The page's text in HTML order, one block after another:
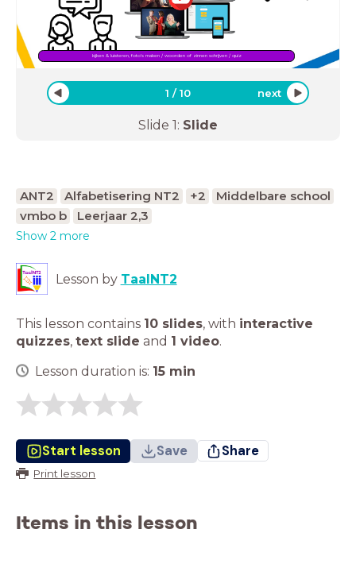
kijken & luisteren, foto's maken / woorden of zinnen schrijven / quiz
1 /10 next
Slide 1: Slide
ANT2 Alfabetisering NT2 +2
Middelbare school
vmbo b
Leerjaar 2,3
Show 2 more
Lesson by TaalNT2
This lesson contains 10 slides, with interactive
quizzes, text slide and 1 video.
Lesson duration is: 15 min
Start lesson Save Share
Print lesson
Items in this lesson